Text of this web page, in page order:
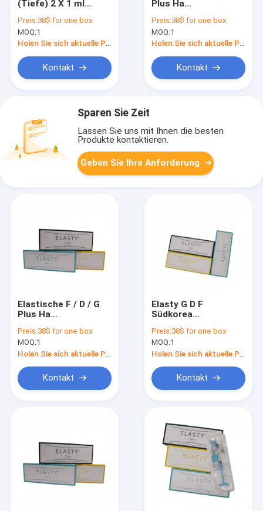
(Tiefe) 2 X 1 ml
Hautfüllmittel für
Gesichts- und
Körpergestaltung
Preis:38$ for one box
MOQ:1
Holen Sie sich aktuelle Preis
Kontakt
Plus Ha
Hyaluronsäure
Hautfüllmittel
Preis:38$ for one box
MOQ:1
Holen Sie sich aktuelle Preis
Kontakt
Sparen Sie Zeit
Lassen Sie uns mit Ihnen die besten
Produkte kontaktieren.
Geben Sie Ihre Anforderung
Elastische F / D / G
Plus Ha
Preis:38$ for one box
MOQ:1
Kontakt
Elasty G D F
Südkorea
Füllstoff
Preis:38$ for one box
MOQ:1
Kontakt